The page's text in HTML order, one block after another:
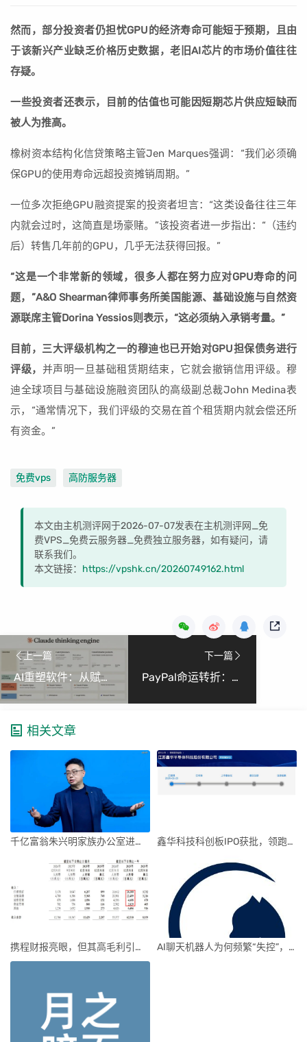
然而，部分投资者仍担忧GPU的经济寿命可能短于预期，且由
于该新兴产业缺乏价格历史数据，老旧AI芯片的市场价值往往
存疑。
一些投资者还表示，目前的估值也可能因短期芯片供应短缺而
被人为推高。
橡树资本结构化信贷策略主管Jen Marques强调：“我们必须确
保GPU的使用寿命远超投资摊销周期。”
一位多次拒绝GPU融资提案的投资者坦言：“这类设备往往三年
内就会过时，这简直是场豪赌。”该投资者进一步指出：“（违约
后）转售几年前的GPU，几乎无法获得回报。”
“这是一个非常新的领域，很多人都在努力应对GPU寿命的问
题，”A&O Shearman律师事务所美国能源、基础设施与自然资
源联席主管Dorina Yessios则表示，“这必须纳入承销考量。”
目前，三大评级机构之一的穆迪也已开始对GPU担保债务进行
评级， 并声明一旦基础租赁期结束，它就会撤销信用评级。穆
迪全球项目与基础设施融资团队的高级副总裁John Medina表
示，“通常情况下，我们评级的交易在首个租赁期内就会偿还所
有资金。”
免费vps 高防服务器
本文由主机测评网于2026-07-07发表在主机测评网_免
费VPS_免费云服务器_免费独立服务器，如有疑问，请
联系我们。
本文链接： https://vpshk.cn/20260749162.html
上一篇
AI重塑软件：从赋能到定义新生产关系
下一篇
PayPal命运转折：被收购传闻与行业重构
相关文章
千亿富翁朱兴明家族办公室进军VC圈 鑫华科技科创板IPO获批，领跑国内半导体材料市场
携程财报亮眼，但其高毛利引发行业争议 AI聊天机器人为何频繁“失控”，背后原因及解决方案解析